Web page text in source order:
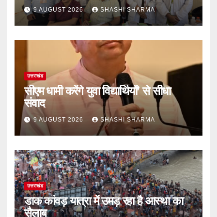
किया जा रहा है उपचार
9 AUGUST 2026 SHASHI SHARMA
उत्तराखंड
सीएम धामी करेंगे युवा विद्यार्थियों’ से सीधा
संवाद
9 AUGUST 2026 SHASHI SHARMA
उत्तराखंड
डाक कांवड़ यात्रा में उमड़ रहा है आस्था का
सैलाब